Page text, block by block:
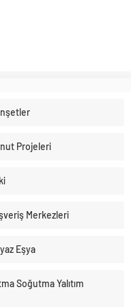
Projeleri
Merkezleri
Eşya
Soğutma Yalıtım